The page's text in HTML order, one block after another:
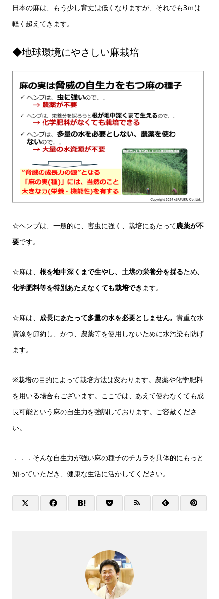
日本の麻は、もう少し背丈は低くなりますが、それでも3ｍは
軽く超えてきます。
◆地球環境にやさしい麻栽培
☆ヘンプは、一般的に、害虫に強く、栽培にあたって農薬が不
要です。
☆麻は、 根を地中深くまで生やし、土壌の栄養分を採るため、
化学肥料等を特別あたえなくても栽培でき ます。
☆麻は、 成長にあたって多量の水を必要としません。 貴重な水
資源を節約し、かつ、農薬等を使用しないために水汚染も防げ
ます。
※栽培の目的によって栽培方法は変わります。農薬や化学肥料
を用いる場合もございます。ここでは、あえて使わなくても成
長可能という麻の自生力を強調しております。ご容赦くださ
い。
．．．そんな自生力が強い麻の種子のチカラを具体的にもっと
知っていただき、健康な生活に活かしてください。